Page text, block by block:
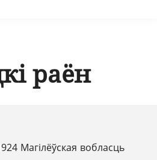
раён
Магілёўская вобласць